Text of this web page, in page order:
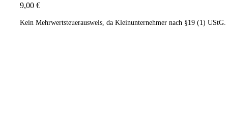
9,00€
Kein Mehrwertsteuerausweis, da Kleinunternehmer nach §19 (1) UStG.